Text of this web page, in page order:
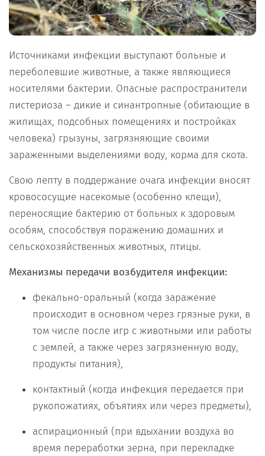
Источниками инфекции выступают больные и
переболевшие животные, а также являющиеся
носителями бактерии. Опасные распространители
листериоза – дикие и синантропные (обитающие в
жилищах, подсобных помещениях и постройках
человека) грызуны, загрязняющие своими
зараженными выделениями воду, корма для скота.
Свою лепту в поддержание очага инфекции вносят
кровососущие насекомые (особенно клещи),
переносящие бактерию от больных к здоровым
особям, способствуя поражению домашних и
сельскохозяйственных животных, птицы.
Механизмы передачи возбудителя инфекции:
фекально-оральный (когда заражение
происходит в основном через грязные руки, в
том числе после игр с животными или работы
с землей, а также через загрязненную воду,
продукты питания),
контактный (когда инфекция передается при
рукопожатиях, объятиях или через предметы),
аспирационный (при вдыхании воздуха во
время переработки зерна, при перекладке